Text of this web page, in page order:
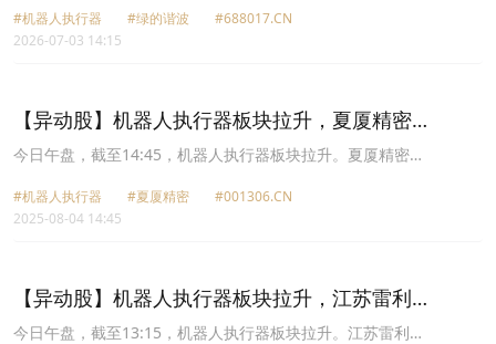
报11.63元，昊志机电(300503.CN)涨15.37%报109.46元，丰立智能
(301368.CN)涨14.61%报50.21元，江苏雷利(300660.CN)涨13.40%
16.03元。
#机器人执行器 #绿的谐波
#688017.CN
2026-07-03 14:15
【异动股】机器人执行器板块拉升，夏厦精密
(001306.CN)涨10.01%
今日午盘，截至14:45，机器人执行器板块拉升。夏厦精密
21.21元，五洲新春(603667.CN)涨10.00%报37.29元，步科股份
(688160.CN)涨5.04%报98.32元，中大力德(002896.CN)涨4.95%报
15.21元。
#机器人执行器 #夏厦精密
#001306.CN
2025-08-04 14:45
【异动股】机器人执行器板块拉升，江苏雷利
(300660.CN)涨18.44%
今日午盘，截至13:15，机器人执行器板块拉升。江苏雷利